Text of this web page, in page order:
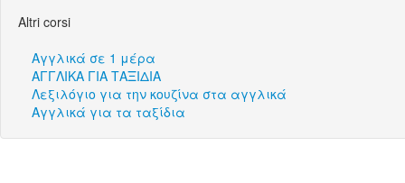
Altri corsi
Αγγλικά σε 1 μέρα
ΑΓΓΛΙΚΑ ΓΙΑ ΤΑΞΙΔΙΑ
Λεξιλόγιο για την κουζίνα στα αγγλικά
Αγγλικά για τα ταξίδια